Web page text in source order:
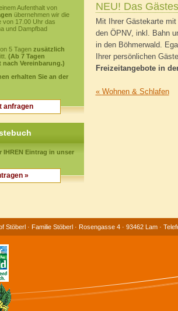
Aufenthalt von
übernehmen wir die
von 17.00 Uhr das
und Dampfbad
5 Tagen zusätzlich
(Ab 7 Tagen
Vereinbarung.)
erhalten Sie an der
anfragen
IHREN Eintrag in unser
»
NEU! Das
Mit Ihrer Gästekarte
den ÖPNV, inkl. Bahn
in den Böhmerwald.
Ihrer persönlichen
Freizeitangebote in
« Wohnen & Schlafen
Stöberl · Familie Stöberl · Rosengasse 4 · 93462 Lam ·